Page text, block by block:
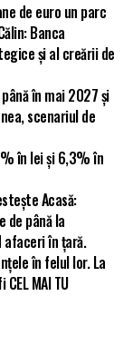
de euro un parc
Banca
și al creării de
în mai 2027 și
scenariul de
în lei și 6,3% în
Acasă:
de până la
în țară.
în felul lor. La
MAI TU